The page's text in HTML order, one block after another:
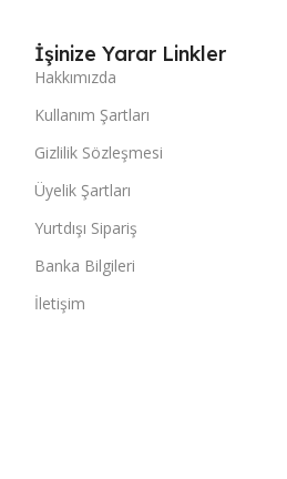
İşinize Yarar Linkler
Hakkımızda
Kullanım Şartları
Gizlilik Sözleşmesi
Üyelik Şartları
Yurtdışı Sipariş
Banka Bilgileri
İletişim